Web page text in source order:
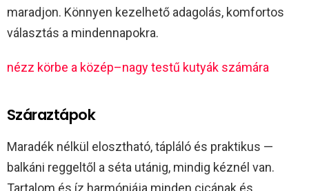
maradjon. Könnyen kezelhető adagolás, komfortos
választás a mindennapokra.
nézz körbe a közép–nagy testű kutyák számára
Száraztápok
Maradék nélkül elosztható, tápláló és praktikus —
balkáni reggeltől a séta utánig, mindig kéznél van.
Tartalom és íz harmóniája minden cicának és